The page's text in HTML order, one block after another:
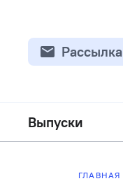
Рассылка
Выпуски
ГЛАВНАЯ